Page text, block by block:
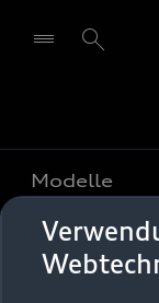
Modelle
Alle Modelle
Kaufen &